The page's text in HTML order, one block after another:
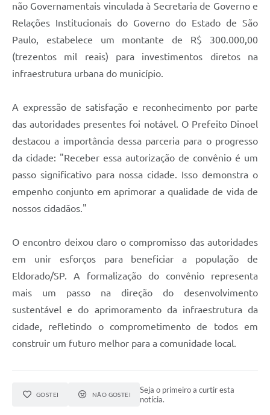
não Governamentais vinculada à Secretaria de Governo e
Relações Institucionais do Governo do Estado de São
Paulo, estabelece um montante de R$ 300.000,00
(trezentos mil reais) para investimentos diretos na
infraestrutura urbana do município.
A expressão de satisfação e reconhecimento por parte
das autoridades presentes foi notável. O Prefeito Dinoel
destacou a importância dessa parceria para o progresso
da cidade: "Receber essa autorização de convênio é um
passo significativo para nossa cidade. Isso demonstra o
empenho conjunto em aprimorar a qualidade de vida de
nossos cidadãos."
O encontro deixou claro o compromisso das autoridades
em unir esforços para beneficiar a população de
Eldorado/SP. A formalização do convênio representa
mais um passo na direção do desenvolvimento
sustentável e do aprimoramento da infraestrutura da
cidade, refletindo o comprometimento de todos em
construir um futuro melhor para a comunidade local.
GOSTEI NÃO GOSTEI
Seja o primeiro a curtir esta
notícia.